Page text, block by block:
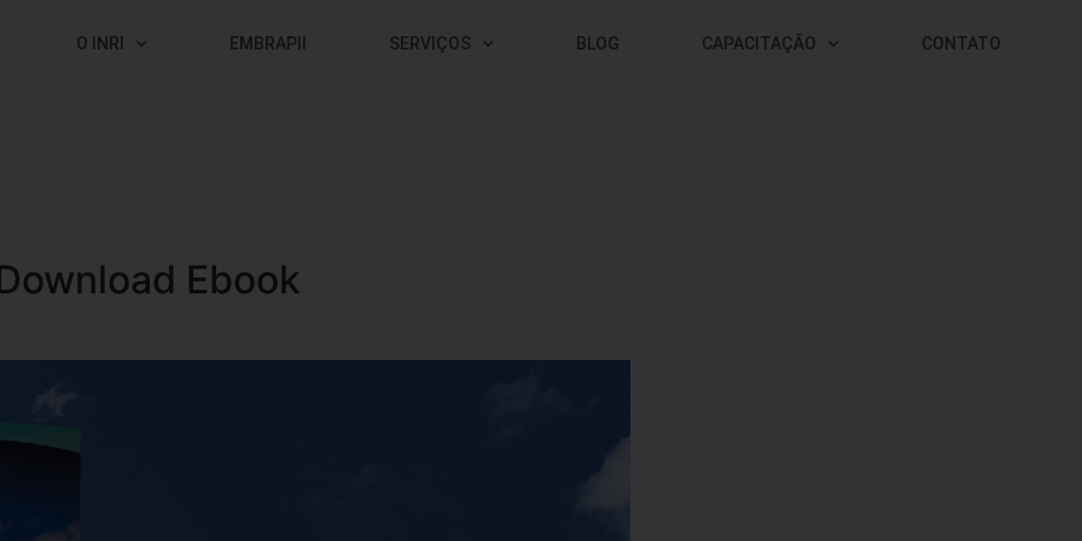
O INRI EMBRAPII SERVIÇOS BLOG CAPACITAÇÃO CONTATO
Ebook